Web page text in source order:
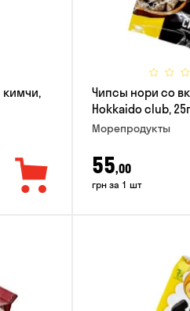
кимчи,
Чипсы нори со
Hokkaido club, 25г
Морепродукты
55,00
грн за 1 шт